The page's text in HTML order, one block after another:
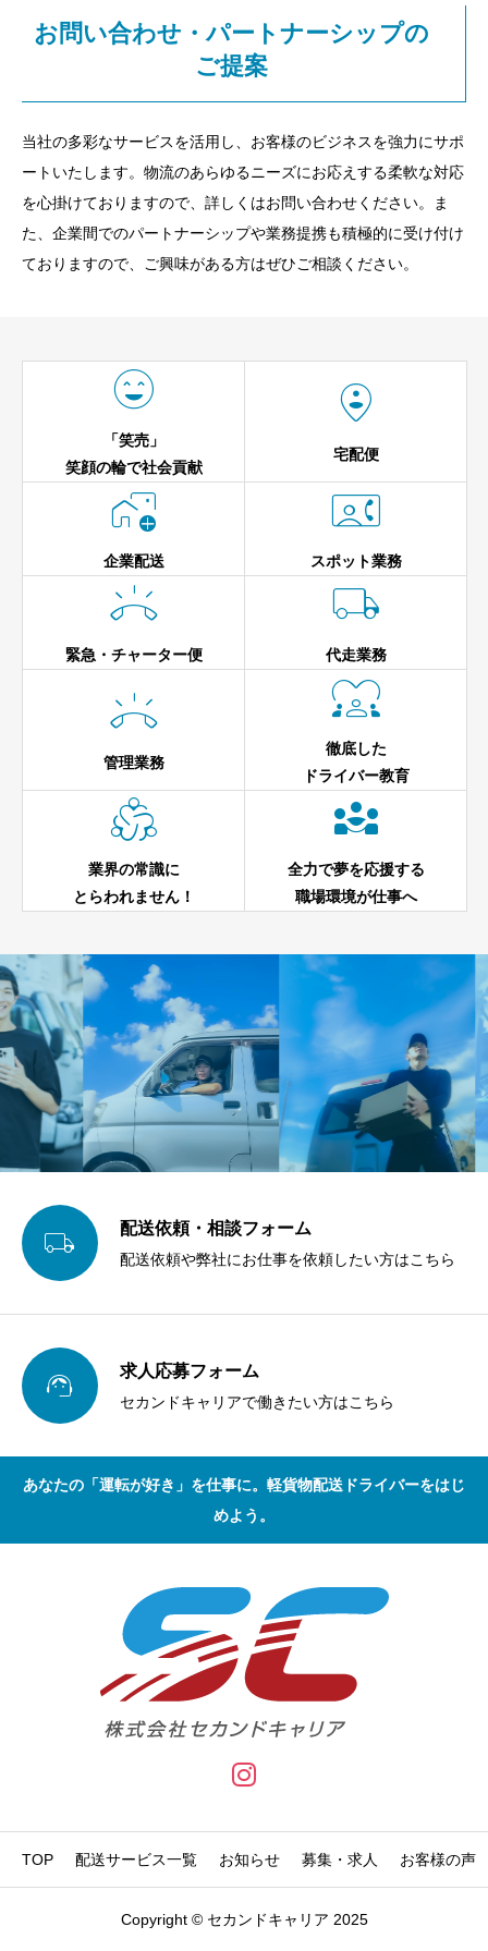
お問い合わせ・パートナーシップの
ご提案
当社の多彩なサービスを活用し、お客様のビジネスを強力にサポ
ートいたします。物流のあらゆるニーズにお応えする柔軟な対応
を心掛けておりますので、詳しくはお問い合わせください。ま
た、企業間でのパートナーシップや業務提携も積極的に受け付け
ておりますので、ご興味がある方はぜひご相談ください。

「笑売」
笑顔の輪で社会貢献

宅配便

企業配送

スポット業務

緊急・チャーター便

代走業務

管理業務

徹底した
ドライバー教育

業界の常識に
とらわれません！

全力で夢を応援する
職場環境が仕事へ
 配送依頼・相談フォーム
配送依頼や弊社にお仕事を依頼したい方はこちら
 求人応募フォーム
セカンドキャリアで働きたい方はこちら
あなたの「運転が好き」を仕事に。軽貨物配送ドライバーをはじ
めよう。
TOP 配送サービス一覧 お知らせ 募集・求人 お客様の声
Copyright © セカンドキャリア 2025